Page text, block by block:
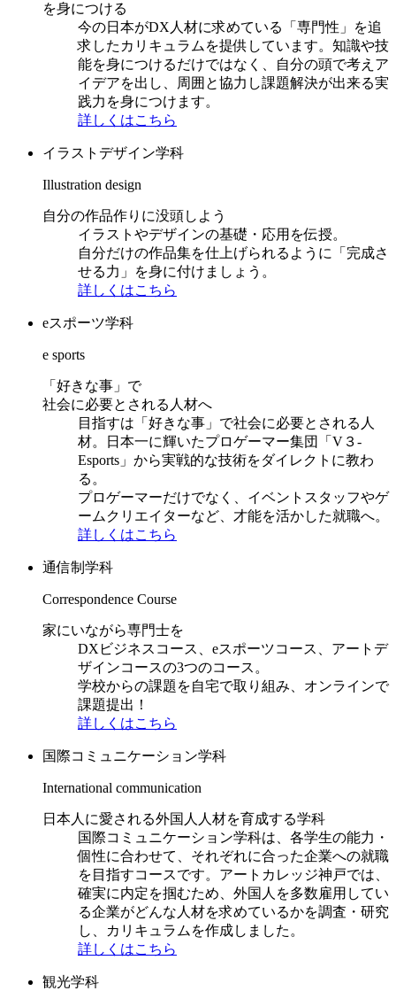
を身につける
今の日本がDX人材に求めている「専門性」を追
求したカリキュラムを提供しています。知識や技
能を身につけるだけではなく、自分の頭で考えア
イデアを出し、周囲と協力し課題解決が出来る実
践力を身につけます。
詳しくはこちら
イラストデザイン学科
Illustration design
自分の作品作りに没頭しよう
イラストやデザインの基礎・応用を伝授。
自分だけの作品集を仕上げられるように「完成さ
せる力」を身に付けましょう。
詳しくはこちら
eスポーツ学科
e sports
「好きな事」で
社会に必要とされる人材へ
目指すは「好きな事」で社会に必要とされる人
材。日本一に輝いたプロゲーマー集団「V３-
Esports」から実戦的な技術をダイレクトに教わ
る。
プロゲーマーだけでなく、イベントスタッフやゲ
ームクリエイターなど、才能を活かした就職へ。
詳しくはこちら
通信制学科
Correspondence Course
家にいながら専門士を
DXビジネスコース、eスポーツコース、アートデ
ザインコースの3つのコース。
学校からの課題を自宅で取り組み、オンラインで
課題提出！
詳しくはこちら
国際コミュニケーション学科
International communication
日本人に愛される外国人人材を育成する学科
国際コミュニケーション学科は、各学生の能力・
個性に合わせて、それぞれに合った企業への就職
を目指すコースです。アートカレッジ神戸では、
確実に内定を掴むため、外国人を多数雇用してい
る企業がどんな人材を求めているかを調査・研究
し、カリキュラムを作成しました。
詳しくはこちら
観光学科